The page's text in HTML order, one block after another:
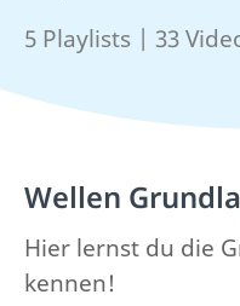
5 Playlists | 33
Wellen
Hier lernst du die
kennen!